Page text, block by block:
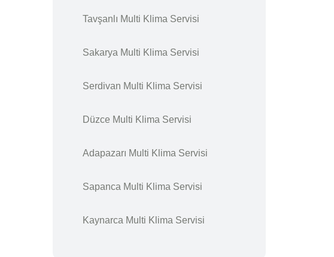
Tavşanlı Multi Klima Servisi
Sakarya Multi Klima Servisi
Serdivan Multi Klima Servisi
Düzce Multi Klima Servisi
Adapazarı Multi Klima Servisi
Sapanca Multi Klima Servisi
Kaynarca Multi Klima Servisi